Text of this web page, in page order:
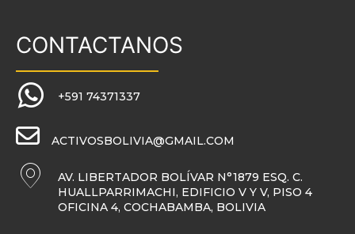
CONTACTANOS
+591 74371337
ACTIVOSBOLIVIA@GMAIL.COM
AV. LIBERTADOR BOLÍVAR N°1879 ESQ. C.
HUALLPARRIMACHI, EDIFICIO V Y V, PISO 4
OFICINA 4, COCHABAMBA, BOLIVIA